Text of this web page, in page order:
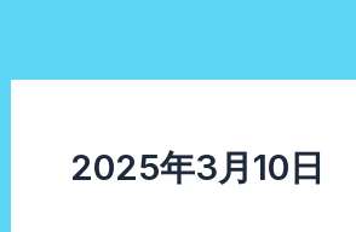
を
2025年3月10日